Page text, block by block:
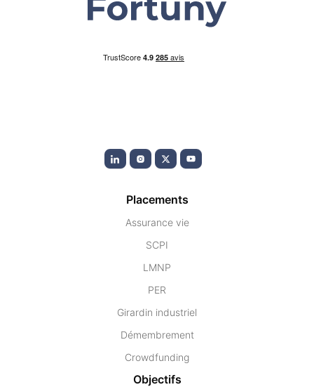
Placements
Assurance vie
SCPI
LMNP
PER
Girardin industriel
Démembrement
Crowdfunding
Objectifs